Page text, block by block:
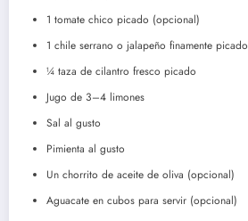
1 tomate chico picado (opcional)
1 chile serrano o jalapeño finamente picado
¼ taza de cilantro fresco picado
Jugo de 3–4 limones
Sal al gusto
Pimienta al gusto
Un chorrito de aceite de oliva (opcional)
Aguacate en cubos para servir (opcional)